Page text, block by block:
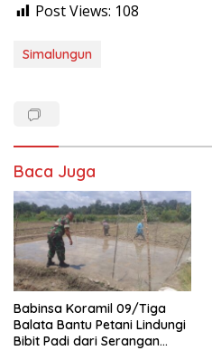
Post Views: 108
Simalungun
Baca Juga
Babinsa Koramil 09/Tiga
Balata Bantu Petani Lindungi
Bibit Padi dari Serangan